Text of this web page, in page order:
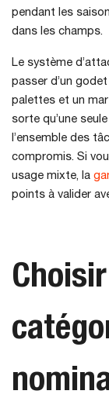
pendant les
dans les champs.
Le système
passer d’un
palettes et un
sorte qu’une
l’ensemble des
compromis. Si
usage mixte, la
points à valider